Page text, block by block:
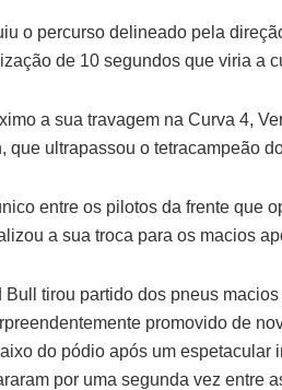
o percurso delineado pela
de 10 segundos que viria a
a sua travagem na Curva 4,
que ultrapassou o tetracampeão
entre os pilotos da frente que
a sua troca para os macios
Bull tirou partido dos pneus
promovido de
do pódio após um
por uma segunda vez entre